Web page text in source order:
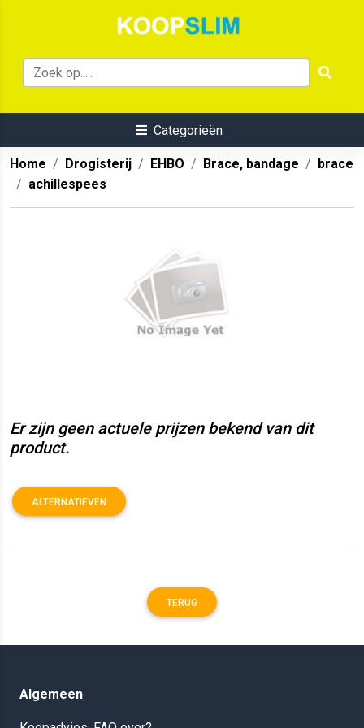
Categorieën
Home Drogisterij EHBO Brace, bandage
brace
achillespees
Er zijn geen actuele prijzen bekend van dit
product.
ALTERNATIEVEN
TERUG
Algemeen